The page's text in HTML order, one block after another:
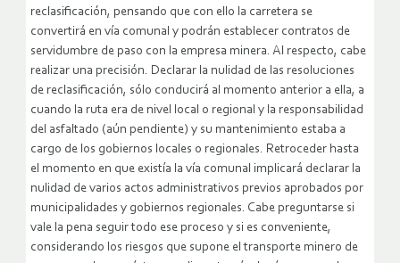
reclasificación, pensando que con ello la carretera se
convertirá en vía comunal y podrán establecer contratos de
servidumbre de paso con la empresa minera. Al respecto, cabe
realizar una precisión. Declarar la nulidad de las resoluciones
de reclasificación, sólo conducirá al momento anterior a ella, a
cuando la ruta era de nivel local o regional y la responsabilidad
del asfaltado (aún pendiente) y su mantenimiento estaba a
cargo de los gobiernos locales o regionales. Retroceder hasta
el momento en que existía la vía comunal implicará declarar la
nulidad de varios actos administrativos previos aprobados por
municipalidades y gobiernos regionales. Cabe preguntarse si
vale la pena seguir todo ese proceso y si es conveniente,
considerando los riesgos que supone el transporte minero de